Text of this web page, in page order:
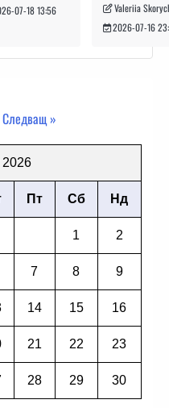
07-18 13:56
Valeriia
2026-07-16
Следващ »
2026
Пт Сб Нд
1 2
7 8 9
14 15 16
21 22 23
28 29 30